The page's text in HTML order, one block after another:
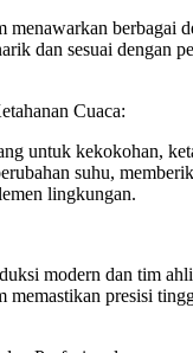
berbagai
dan sesuai dengan
Cuaca:
untuk kekokohan,
suhu,
lingkungan.
modern dan tim
presisi